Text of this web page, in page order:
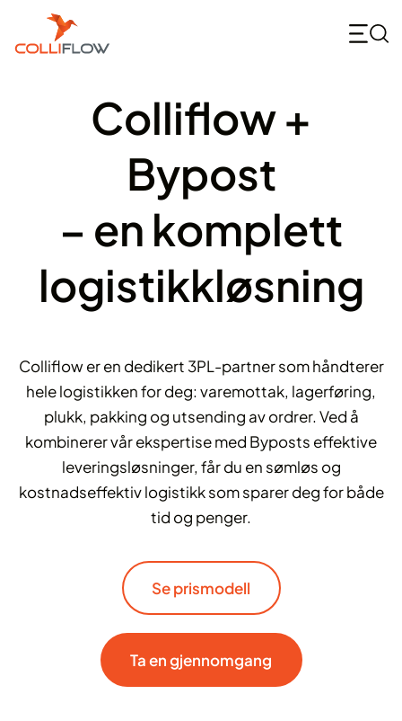
Colliflow +
Bypost
– en komplett
logistikkløsning
Colliflow er en dedikert 3PL-partner som håndterer
hele logistikken for deg: varemottak, lagerføring,
plukk, pakking og utsending av ordrer. Ved å
kombinerer vår ekspertise med Byposts effektive
leveringsløsninger, får du en sømløs og
kostnadseffektiv logistikk som sparer deg for både
tid og penger.
Se prismodell
Ta en gjennomgang